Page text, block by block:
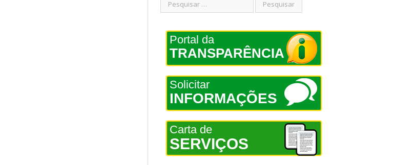
Portal da
TRANSPARÊNCIA
Solicitar
INFORMAÇÕES
Carta de
SERVIÇOS